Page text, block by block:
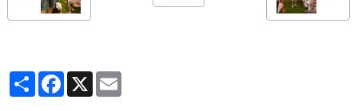
PartagerFacebook
X